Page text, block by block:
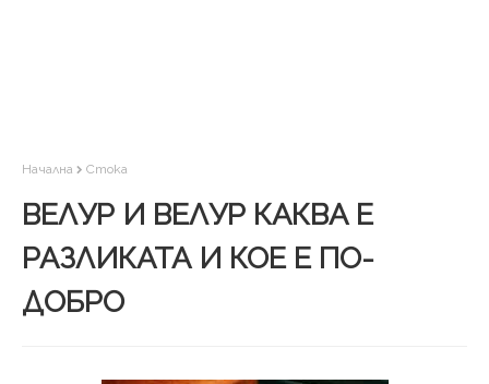
Начална Стока
ВЕЛУР И ВЕЛУР КАКВА Е
РАЗЛИКАТА И КОЕ Е ПО-
ДОБРО